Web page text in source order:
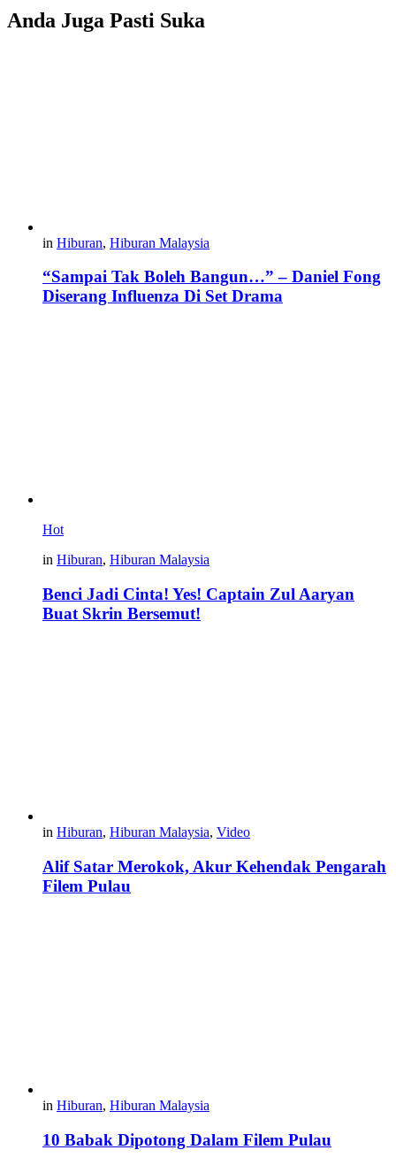
Anda Juga Pasti Suka
in Hiburan, Hiburan Malaysia
“Sampai Tak Boleh Bangun…” – Daniel Fong
Diserang Influenza Di Set Drama
Hot
in Hiburan, Hiburan Malaysia
Benci Jadi Cinta! Yes! Captain Zul Aaryan
Buat Skrin Bersemut!
in Hiburan, Hiburan Malaysia, Video
Alif Satar Merokok, Akur Kehendak Pengarah
Filem Pulau
in Hiburan, Hiburan Malaysia
10 Babak Dipotong Dalam Filem Pulau